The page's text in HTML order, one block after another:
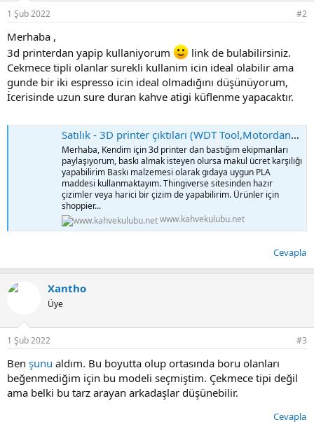
1 Şub 2022 #2
Merhaba ,
3d printerdan yapip kullaniyorum
link de bulabilirsiniz.
Cekmece tipli olanlar surekli kullanim icin ideal olabilir ama
gunde bir iki espresso icin ideal olmadığını düşünüyorum,
İcerisinde uzun sure duran kahve atigi küflenme yapacaktır.
Satılık - 3D printer çıktıları (WDT Tool,Motordante,Knock box, Lelit Bianca ,DF64,funnel,ayarlı tamper ve leveler)
Merhaba, Kendim için 3d printer dan bastığım ekipmanları
paylaşıyorum, baskı almak isteyen olursa makul ücret karşılığı
yapabilirim Baskı malzemesi olarak gıdaya uygun PLA
maddesi kullanmaktayım. Thingiverse sitesinden hazır
çizimler veya harici bir çizim de yapabilirim. Ürünler için
shoppier...
www.kahvekulubu.net
Cevapla
Xantho
Üye
1 Şub 2022 #3
Ben şunu aldım. Bu boyutta olup ortasında boru olanları
beğenmediğim için bu modeli seçmiştim. Çekmece tipi değil
ama belki bu tarz arayan arkadaşlar düşünebilir.
Cevapla